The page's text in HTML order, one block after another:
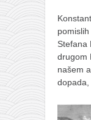
Stefana
drugom
našem